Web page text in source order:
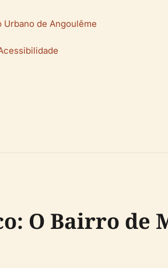
de Angoulême
O Bairro de